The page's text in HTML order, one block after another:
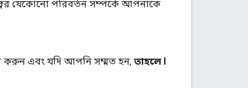
যেকোনো পরিবর্তন সম্পর্কে আপনাকে
করুন এবং যদি আপনি সম্মত হন, তাহলে I